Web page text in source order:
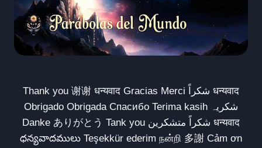
Thank you 谢谢 धन्यवाद Gracias Merci شكراً धन्यवाद
Obrigado Obrigada Спасибо Terima kasih شکریہ
Danke ありがとう Tank you شكراً متشكرين धन्यवाद
ధన్యవాదములు Teşekkür ederim நன்றி 多謝 Cảm ơn